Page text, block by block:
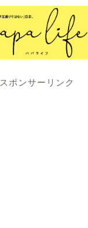
スポンサーリンク